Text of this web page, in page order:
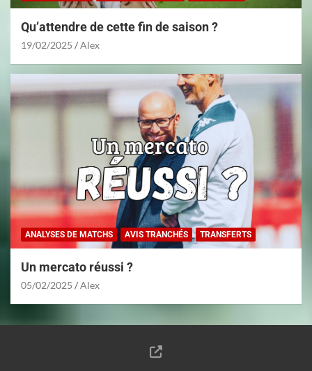
Qu’attendre de cette fin de saison ?
19/02/2025 Alex
ANALYSES DE MATCHS AVIS TRANCHÉS TRANSFERTS
Un mercato réussi ?
05/02/2025 Alex